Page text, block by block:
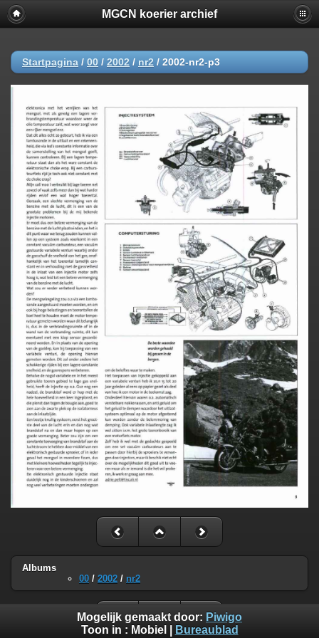
MGCN koerier archief
Startpagina / 00 / 2002 / nr2 / 2002-nr2-p3
Albums
00 / 2002 / nr2
Mogelijk gemaakt door: Piwigo
Toon in : Mobiel Bureaublad